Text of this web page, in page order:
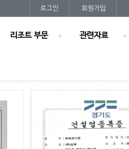
로그인 회원가입
리조트 부문 관련자료